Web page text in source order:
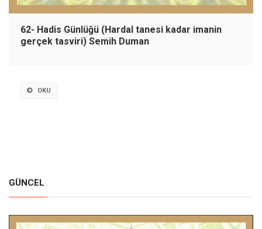
62- Hadis Günlüğü (Hardal tanesi kadar imanin
gerçek tasviri) Semih Duman
OKU
GÜNCEL